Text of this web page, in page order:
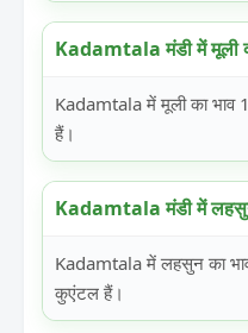
Kadamtala मंडी में मूली
Kadamtala में मूली का
हैं।
Kadamtala मंडी में
Kadamtala में लहसुन का
कुएंटल हैं।